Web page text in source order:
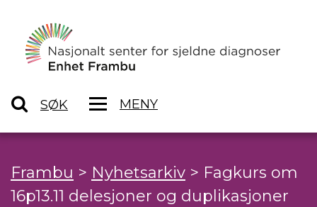
SØK MENY
Frambu > Nyhetsarkiv > Fagkurs om
16p13.11 delesjoner og duplikasjoner